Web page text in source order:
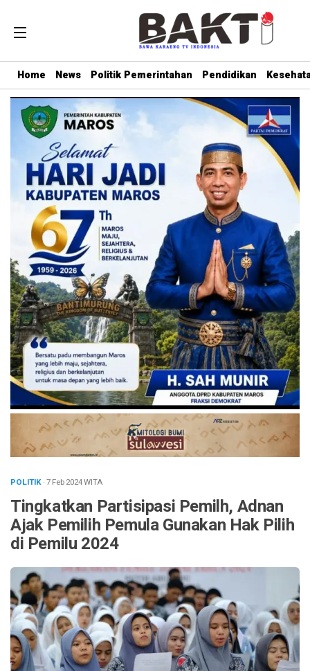
Home News Politik Pemerintahan Pendidikan
POLITIK· 7 Feb 2024WITA
Tingkatkan Partisipasi Pemilh, Adnan
Ajak Pemilih Pemula Gunakan Hak Pilih
di Pemilu 2024